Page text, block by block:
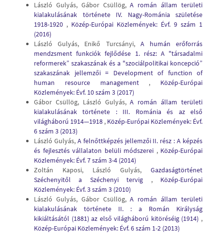
László Gulyás, Gábor Csüllög,A román állam területi
kialakulásának története IV. Nagy-Románia születése
1918-1920 , Közép-Európai Közlemények: Évf. 9 szám 1
(2016)
László Gulyás, Enikő Turcsányi, A humán erőforrás
mendzsment funkciók fejlődése 1. rész: A "társadalmi
reformerek” szakaszának és a "szociálpolitikai koncepció”
szakaszának jellemzői = Development of function of
human resource management , Közép-Európai
Közlemények: Évf. 10 szám 3 (2017)
Gábor Csüllög, László Gulyás,A román állam területi
kialakulásának története : III. Románia és az első
világháború 1914—1918 , Közép-Európai Közlemények: Évf.
6 szám 3 (2013)
László Gulyás, A felnőttképzés jellemzői II. rész : A képzés
és fejlesztés vállalaton belüli módszerei , Közép-Európai
Közlemények: Évf. 7 szám 3-4 (2014)
Zoltán Kaposi, László Gulyás, Gazdaságtörténet
Széchenyitől a Széchenyi tervig , Közép-Európai
Közlemények: Évf. 3 szám 3 (2010)
László Gulyás, Gábor Csüllög,A román állam területi
kialakulásának története II. : a Román Királyság
kikiáltásától (1881) az első világháború kitöréséig (1914) ,
Közép-Európai Közlemények: Évf. 6 szám 1-2 (2013)